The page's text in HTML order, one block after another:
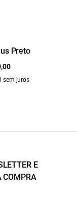
Preto
sem juros
E
COMPRA